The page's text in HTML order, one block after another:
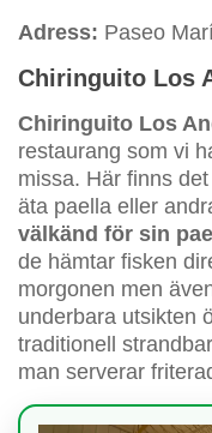
Adress: Paseo
Chiringuito Los
Chiringuito Los
restaurang som vi
missa. Här finns
äta paella eller
välkänd för sin
de hämtar fisken
morgonen men
underbara utsikten
traditionell
man serverar